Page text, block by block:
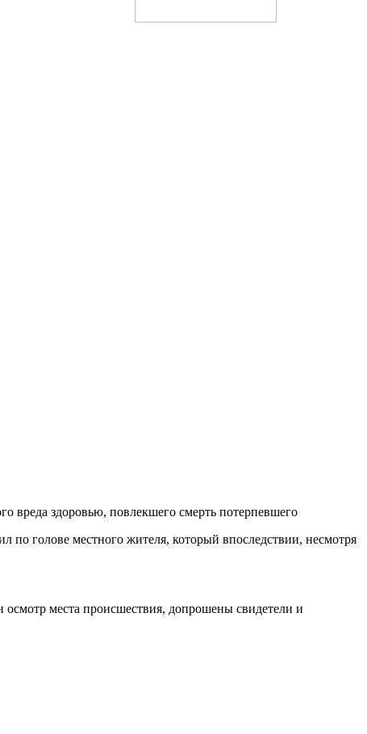
вреда здоровью, повлекшего смерть потерпевшего
по голове местного жителя, который впоследствии, несмотря
осмотр места происшествия, допрошены свидетели и